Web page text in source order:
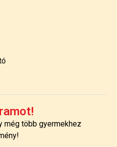
még több gyermekhez